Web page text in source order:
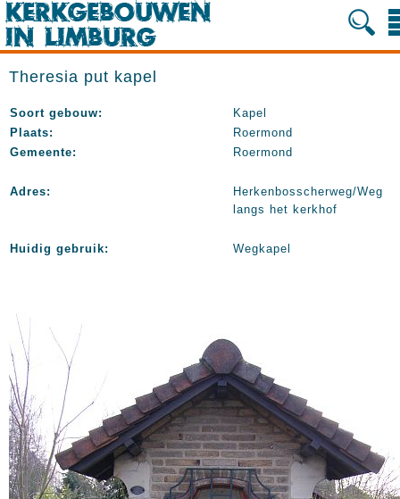
Theresia put kapel
Soort gebouw:
Kapel
Plaats:
Roermond
Gemeente:
Roermond
Adres:
Herkenbosscherweg/Weg
langs het kerkhof
Huidig gebruik: Wegkapel